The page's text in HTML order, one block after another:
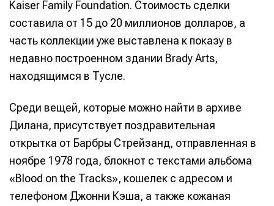
Kaiser Family Foundation. Стоимость сделки
составила от 15 до 20 миллионов долларов, а
часть коллекции уже выставлена к показу в
недавно построенном здании Brady Arts,
находящимся в Тусле.
Среди вещей, которые можно найти в архиве
Дилана, присутствует поздравительная
открытка от Барбры Стрейзанд, отправленная в
ноябре 1978 года, блокнот с текстами альбома
«Blood on the Tracks», кошелек с адресом и
телефоном Джонни Кэша, а также кожаная